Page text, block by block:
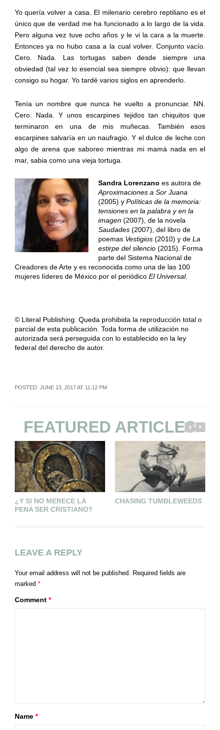
Yo quería volver a casa. El milenario cerebro reptiliano es el
único que de verdad me ha funcionado a lo largo de la vida.
Pero alguna vez tuve ocho años y le vi la cara a la muerte.
Entonces ya no hubo casa a la cual volver. Conjunto vacío.
Cero. Nada. Las tortugas saben desde siempre una
obviedad (tal vez lo esencial sea siempre obvio): que llevan
consigo su hogar. Yo tardé varios siglos en aprenderlo.
Tenía un nombre que nunca he vuelto a pronunciar. NN.
Cero. Nada. Y unos escarpines tejidos tan chiquitos que
terminaron en una de mis muñecas. También esos
escarpines salvaría en un naufragio. Y el dulce de leche con
algo de arena que saboreo mientras mi mamá nada en el
mar, sabia como una vieja tortuga.
Sandra Lorenzano es autora de
Aproximaciones a Sor Juana
(2005) y Políticas de la memoria:
tensiones en la palabra y en la
imagen(2007), de la novela
Saudades(2007), del libro de
poemas Vestigios(2010) y de La
estirpe del silencio(2015). Forma
parte del Sistema Nacional de
Creadores de Arte y es reconocida como una de las 100
mujeres líderes de México por el periódico El Universal.
© Literal Publishing. Queda prohibida la reproducción total o
parcial de esta publicación. Toda forma de utilización no
autorizada será perseguida con lo establecido en la ley
federal del derecho de autor.
POSTED: JUNE 13, 2017 AT 11:12 PM
FEATURED ARTICLES
¿Y SI NO MERECE LA
PENA SER CRISTIANO?
CHASING TUMBLEWEEDS
LEAVE A REPLY
Your email address will not be published. Required fields are
marked *
Comment *
Name *